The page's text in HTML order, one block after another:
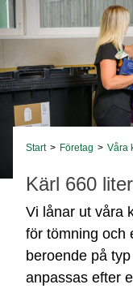
Start > Företag > Våra
Kärl 660 liter
Vi lånar ut våra
för tömning och
beroende på
anpassas efter